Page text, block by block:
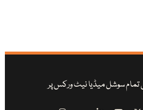
تمام سوشل میڈیا نیٹ ورکس پر